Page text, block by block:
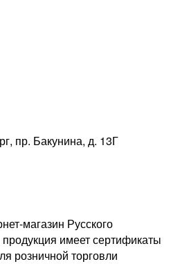
пр. Бакунина, д. 13Г
магазин Русского
имеет сертификаты
розничной торговли